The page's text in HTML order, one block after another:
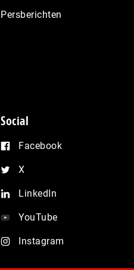
Persberichten
Social
Facebook
X
LinkedIn
YouTube
Instagram